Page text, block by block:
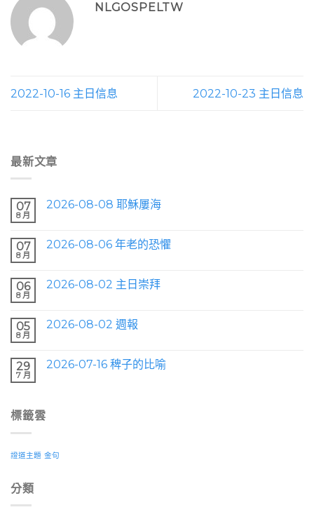
NLGOSPELTW
2022-10-16 主日信息 2022-10-23 主日信息
最新文章
07
8 月
2026-08-08 耶穌屢海
07
8 月
2026-08-06 年老的恐懼
06
8 月
2026-08-02 主日崇拜
05
8 月
2026-08-02 週報
29
7 月
2026-07-16 稗子的比喻
標籤雲
證道主題 金句
分類